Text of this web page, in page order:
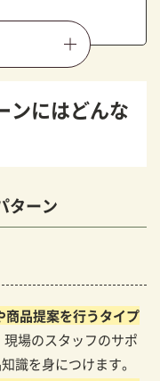
“販売職”の魅力
価値
案する“特別な販売”
のお客様も多い理由
しさ
力として活躍中
ンにはどんな
ターン
商品提案を行うタイプ
場のスタッフのサポ
識を身につけます。